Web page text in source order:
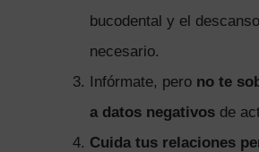
bucodental y el
necesario.
Infórmate, pero no te
a datos negativos de
Cuida tus relaciones